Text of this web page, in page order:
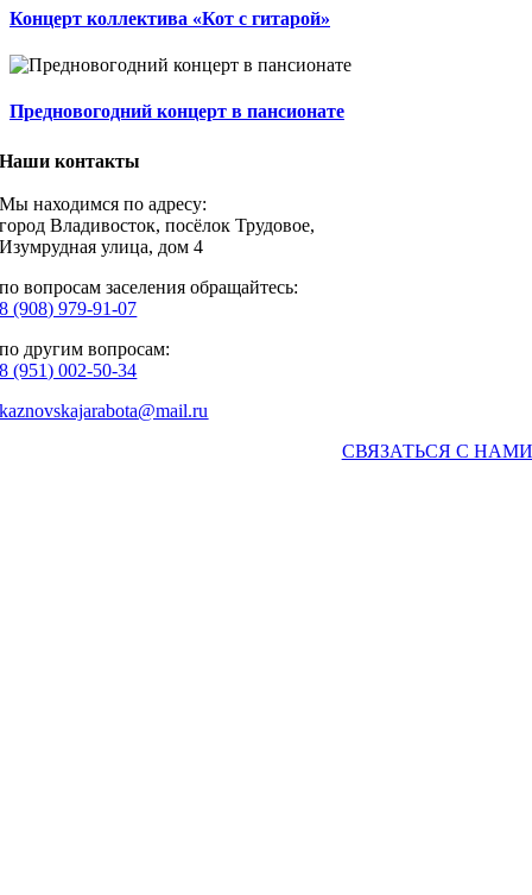
Концерт коллектива «Кот с гитарой»
Предновогодний концерт в пансионате
Наши контакты
Мы находимся по адресу:
город Владивосток, посёлок Трудовое,
Изумрудная улица, дом 4
по вопросам заселения обращайтесь:
8 (908) 979-91-07
по другим вопросам:
8 (951) 002-50-34
kaznovskajarabota@mail.ru
СВЯЗАТЬСЯ С НАМИ